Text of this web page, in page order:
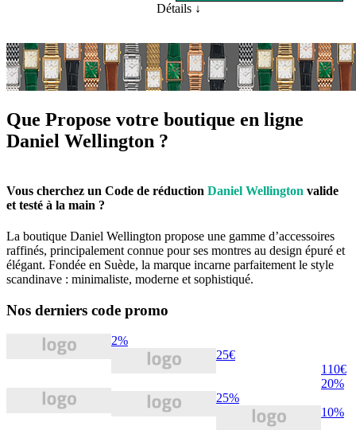
Détails ↓
Que Propose votre boutique en ligne
Daniel Wellington ?
Vous cherchez un Code de réduction Daniel Wellington valide
et testé à la main ?
La boutique Daniel Wellington propose une gamme d’accessoires
raffinés, principalement connue pour ses montres au design épuré et
élégant. Fondée en Suède, la marque incarne parfaitement le style
scandinave : minimaliste, moderne et sophistiqué.
Nos derniers code promo
2%
25€
110€
20%
25%
10%